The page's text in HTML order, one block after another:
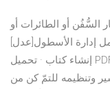
السُّفُن أو الطائرات أو
إدارة الأسطول[عدل]
إنشاء كتاب · تحميل PDF · نسخة للطباعة 6 تشرين الأول (أكتوبر)
وتنظيمه للتمّ كن من